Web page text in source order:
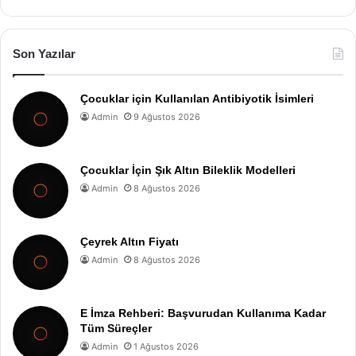
Son Yazılar
Çocuklar için Kullanılan Antibiyotik İsimleri
Admin 9 Ağustos 2026
Çocuklar İçin Şık Altın Bileklik Modelleri
Admin 8 Ağustos 2026
Çeyrek Altın Fiyatı
Admin 8 Ağustos 2026
E İmza Rehberi: Başvurudan Kullanıma Kadar
Tüm Süreçler
Admin 1 Ağustos 2026